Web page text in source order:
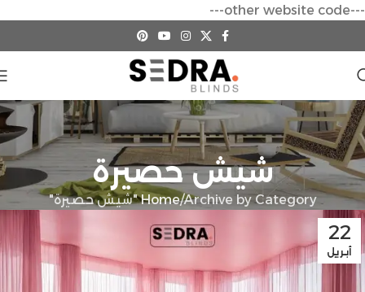
---other website code---
شيش حصيرة
Home Archive by Category "شيش حصيرة"
22
أبريل